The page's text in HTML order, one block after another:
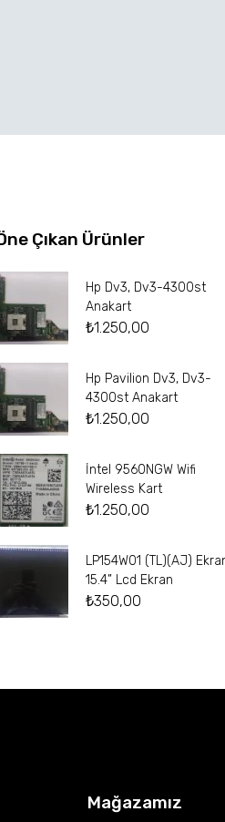
Çıkan Ürünler
Hp Dv3, Dv3-4300st
Anakart
₺1.250,00
Hp Pavilion Dv3, Dv3-
4300st Anakart
₺1.250,00
İntel 9560NGW Wifi
Wireless Kart
₺1.250,00
LP154W01 (TL)(AJ)
15.4” Lcd Ekran
₺350,00
Mağazamız